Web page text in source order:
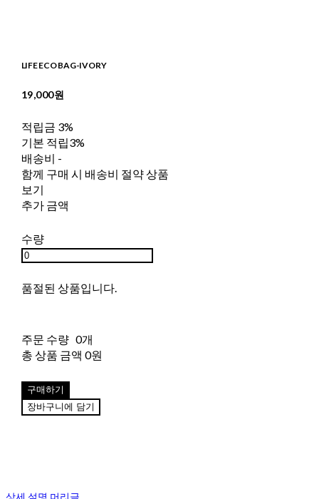
LIFE ECO BAG-IVORY
19,000원
적립금 3%
기본 적립3%
배송비 -
함께 구매 시 배송비 절약 상품
보기
추가 금액
수량
품절된 상품입니다.
주문 수량 0개
총 상품 금액 0원
구매하기
장바구니에 담기
상세 설명 머리글